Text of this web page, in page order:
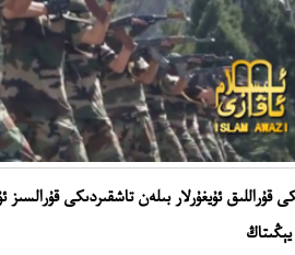
قۇراللىق ئۇيغۇرلار بىلەن تاشقىردىكى قۇرالسىز